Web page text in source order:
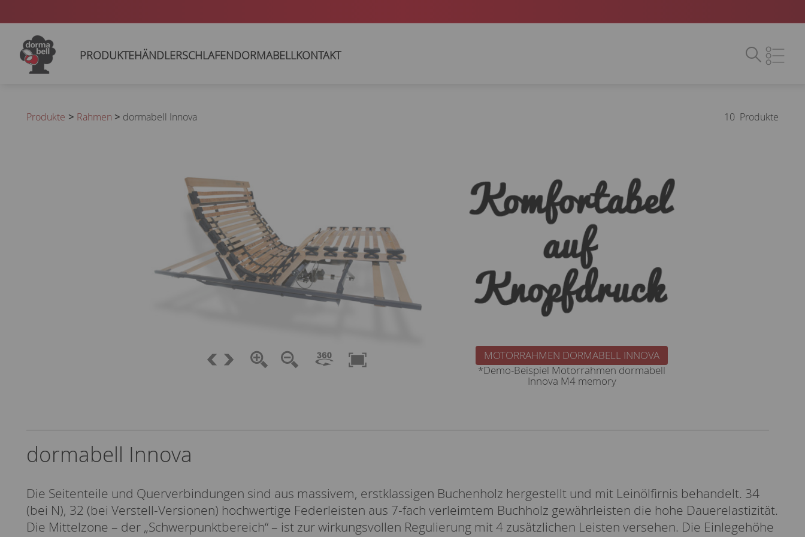
PRODUKTEHÄNDLERSCHLAFENDORMABELLKONTAKT
Produkte Rahmen dormabell Innova 10 Produkte
MOTORRAHMEN DORMABELL INNOVA
*Demo-Beispiel Motorrahmen dormabell
Innova M4 memory
dormabell Innova
Die Seitenteile und Querverbindungen sind aus massivem, erstklassigen Buchenholz hergestellt und mit Leinölfirnis behandelt. 34
(bei N), 32 (bei Verstell-Versionen) hochwertige Federleisten aus 7-fach verleimtem Buchholz gewährleisten die hohe Dauerelastizität.
Die Mittelzone – der „Schwerpunktbereich“ – ist zur wirkungsvollen Regulierung mit 4 zusätzlichen Leisten versehen. Die Einlegehöhe